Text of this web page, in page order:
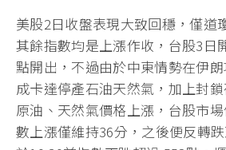
美股2日收盤表現大致回穩，僅道
其餘指數均是上漲作收，台股3日
點開出，不過由於中東情勢在伊
成卡達停產石油天然氣，加上封
原油、天然氣價格上漲，台股市
數上漲僅維持36分，之後便反轉